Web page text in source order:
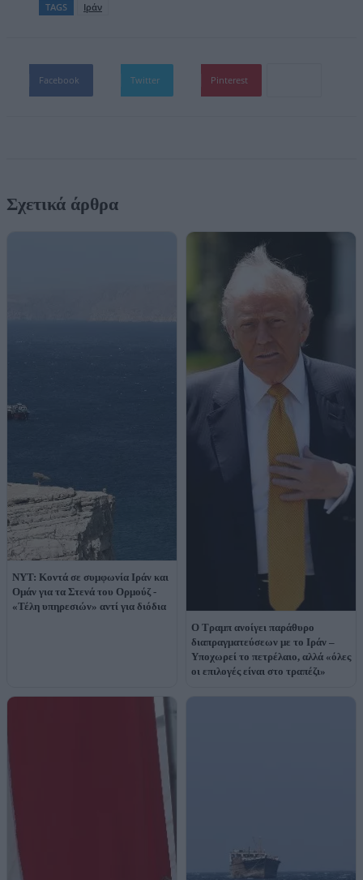
TAGS Ιράν
Facebook Twitter Pinterest
Σχετικά άρθρα
NYT: Κοντά σε συμφωνία Ιράν και
Ομάν για τα Στενά του Ορμούζ -
«Τέλη υπηρεσιών» αντί για διόδια
O Τραμπ ανοίγει παράθυρο
διαπραγματεύσεων με το Ιράν –
Υποχωρεί το πετρέλαιο, αλλά «όλες
οι επιλογές είναι στο τραπέζι»